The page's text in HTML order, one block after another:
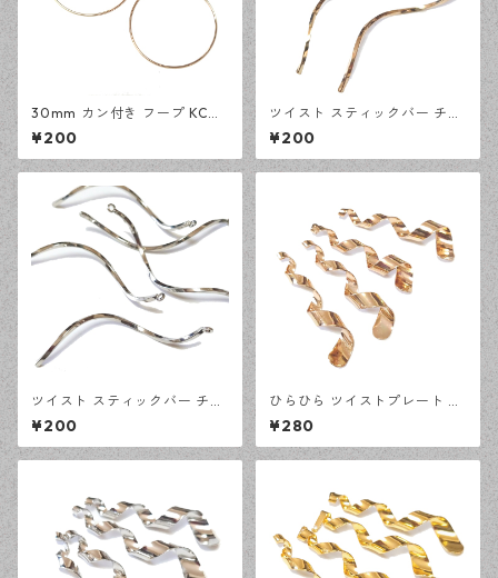
30mm カン付き フープ KCゴ
ールド 10ピース つりさげパー
ツ アクセサリーパーツ デザイ
ンパーツ 【en工房】
¥200
ツイスト スティックバー チャ
ーム KCゴールド 10ピース カ
ン付きチャーム ハンドメイド
資材 【en工房】
¥200
ツイスト スティックバー チャ
ーム シルバー 10ピース カン
付きチャーム ハンドメイド資
材 【en工房】
¥200
ひらひら ツイストプレート KC
ゴールド 4ピース ひねり カン
付きチャーム ハンドメイド資
材 【en工房】
¥280